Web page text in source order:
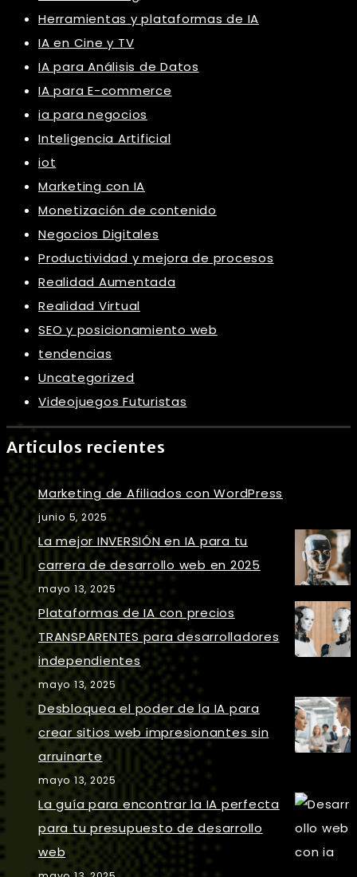
Herramientas y plataformas de IA
IA en Cine y TV
IA para Análisis de Datos
IA para E-commerce
ia para negocios
Inteligencia Artificial
iot
Marketing con IA
Monetización de contenido
Negocios Digitales
Productividad y mejora de procesos
Realidad Aumentada
Realidad Virtual
SEO y posicionamiento web
tendencias
Uncategorized
Videojuegos Futuristas
Articulos recientes
Marketing de Afiliados con WordPress
junio 5, 2025
La mejor INVERSIÓN en IA para tu
carrera de desarrollo web en 2025
mayo 13, 2025
Plataformas de IA con precios
TRANSPARENTES para desarrolladores
independientes
mayo 13, 2025
Desbloquea el poder de la IA para
crear sitios web impresionantes sin
arruinarte
mayo 13, 2025
La guía para encontrar la IA perfecta
para tu presupuesto de desarrollo
web